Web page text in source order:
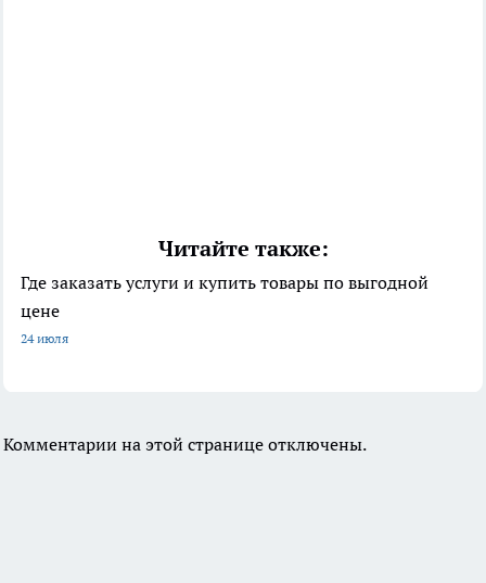
Читайте также:
Где заказать услуги и купить товары по выгодной
цене
24 июля
Комментарии на этой странице отключены.